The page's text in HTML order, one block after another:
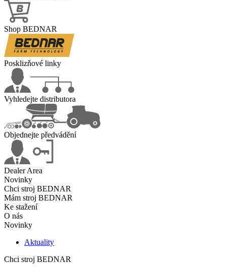
Shop BEDNAR
Posklizňové linky
Vyhledejte distributora
Objednejte předvádění
Dealer Area
Novinky
Chci stroj BEDNAR
Mám stroj BEDNAR
Ke stažení
O nás
Novinky
Aktuality
Chci stroj BEDNAR